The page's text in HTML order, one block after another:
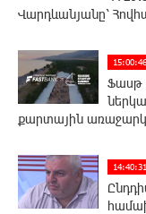
Վարդևանյանը՝
Ֆասթ
քարտային